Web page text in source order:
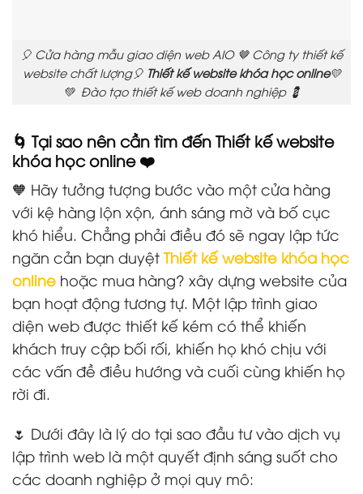
🎈 Cửa hàng mẫu giao diện web AIO 🤎 Công ty thiết kế
website chất lượng🎈 Thiết kế website khóa học online💛
💚 Đào tạo thiết kế web doanh nghiệp 💈
🌀 Tại sao nên cần tìm đến Thiết kế website
khóa học online ❤️
🧡 Hãy tưởng tượng bước vào một cửa hàng
với kệ hàng lộn xộn, ánh sáng mờ và bố cục
khó hiểu. Chẳng phải điều đó sẽ ngay lập tức
ngăn cản bạn duyệt Thiết kế website khóa học
online hoặc mua hàng? xây dựng website của
bạn hoạt động tương tự. Một lập trình giao
diện web được thiết kế kém có thể khiến
khách truy cập bối rối, khiến họ khó chịu với
các vấn đề điều hướng và cuối cùng khiến họ
rời đi.
🌷 Dưới đây là lý do tại sao đầu tư vào dịch vụ
lập trình web là một quyết định sáng suốt cho
các doanh nghiệp ở mọi quy mô: